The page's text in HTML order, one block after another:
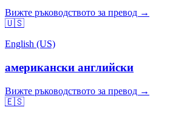
Вижте ръководството за превод →
🇺🇸
English (US)
американски английски
Вижте ръководството за превод →
🇪🇸